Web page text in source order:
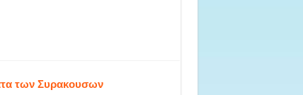
των Συρακουσων